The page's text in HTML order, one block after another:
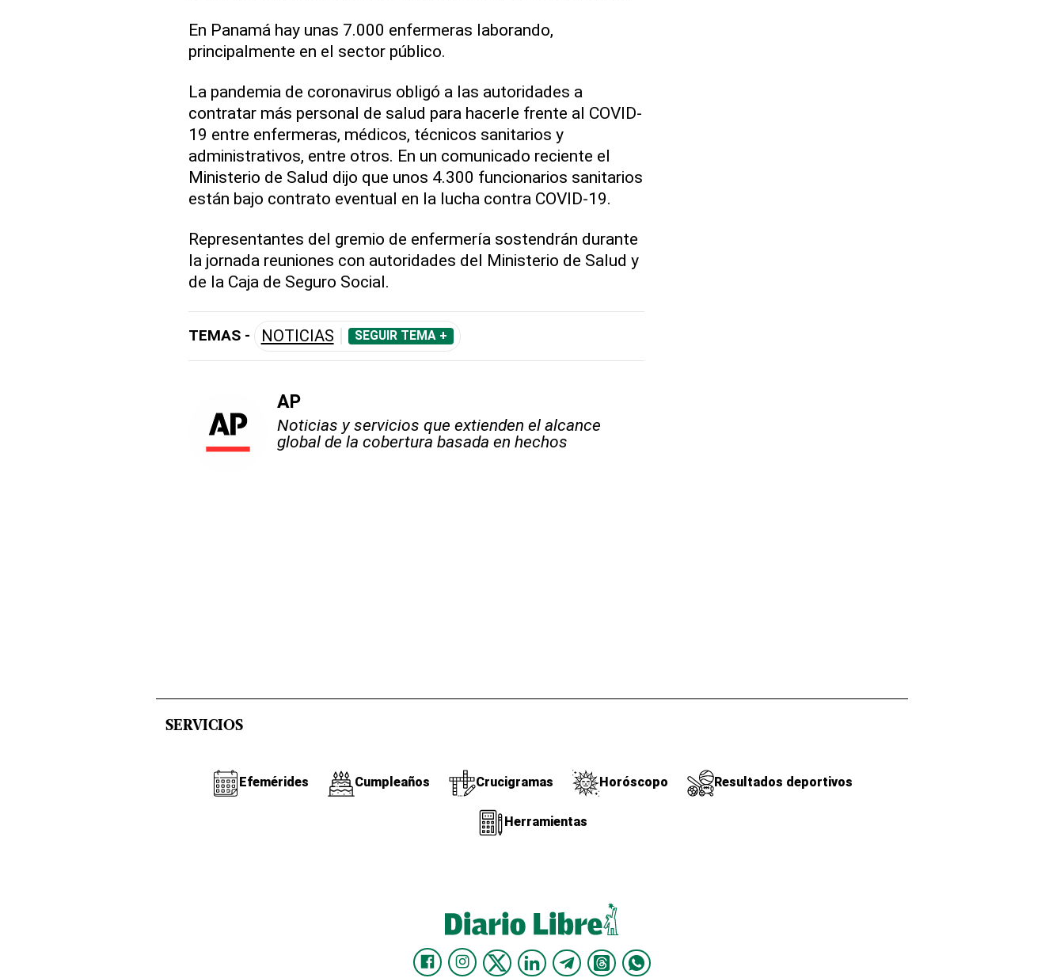
En Panamá hay unas 7.000 enfermeras laborando,
principalmente en el sector público.
La pandemia de coronavirus obligó a las autoridades a
contratar más personal de salud para hacerle frente al COVID-
19 entre enfermeras, médicos, técnicos sanitarios y
administrativos, entre otros. En un comunicado reciente el
Ministerio de Salud dijo que unos 4.300 funcionarios sanitarios
están bajo contrato eventual en la lucha contra COVID-19.
Representantes del gremio de enfermería sostendrán durante
la jornada reuniones con autoridades del Ministerio de Salud y
de la Caja de Seguro Social.
TEMAS - NOTICIAS SEGUIR TEMA +
AP
Noticias y servicios que extienden el alcance
global de la cobertura basada en hechos
SERVICIOS
Efemérides Cumpleaños Crucigramas Horóscopo Resultados deportivos
Herramientas